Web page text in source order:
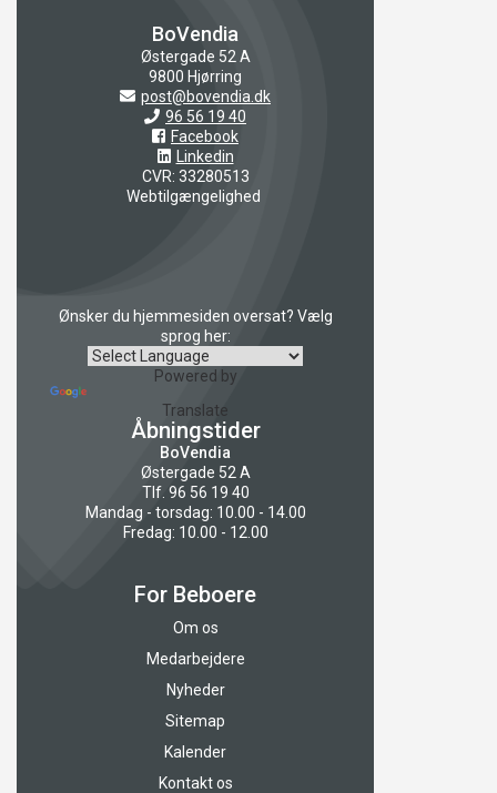
BoVendia
Østergade 52 A
9800 Hjørring
post@bovendia.dk
96 56 19 40
Facebook
Linkedin
CVR: 33280513
Webtilgængelighed
Ønsker du hjemmesiden oversat? Vælg
sprog her:
Powered by
Translate
Åbningstider
BoVendia
Østergade 52 A
Tlf. 96 56 19 40
Mandag - torsdag: 10.00 - 14.00
Fredag: 10.00 - 12.00
For Beboere
Om os
Medarbejdere
Nyheder
Sitemap
Kalender
Kontakt os